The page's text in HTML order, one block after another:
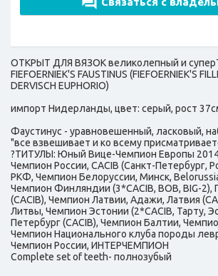
ОТКРЫТ ДЛЯ ВЯЗОК великолепный и
FIEFOERNIEK'S FAUSTINUS (FIEFOERNIEK'S
DERVISCH EUPHORIO)
импорт Нидерланды, цвет: серый, рост
Фаустинус - уравновешенный, ласковый,
"все взвешивает и ко всему
?ТИТУЛЫ: Юный Вице-Чемпион Европы 2014
Чемпион России, CACIB (Санкт-Петербург,
РКФ, Чемпион Белоруссии, Минск,
Чемпион Финляндии (3*CACIB, BOB, BIG-2),
(CACIB), Чемпион Латвии, Адажи, Латвия
Литвы, Чемпион Эстонии (2*CACIB, Тарту,
Петербург (CACIB), Чемпион Балтии,
Чемпион Национального клуба породы
Чемпион России, ИНТЕРЧЕМПИОН
Complete set of teeth- полнозубый